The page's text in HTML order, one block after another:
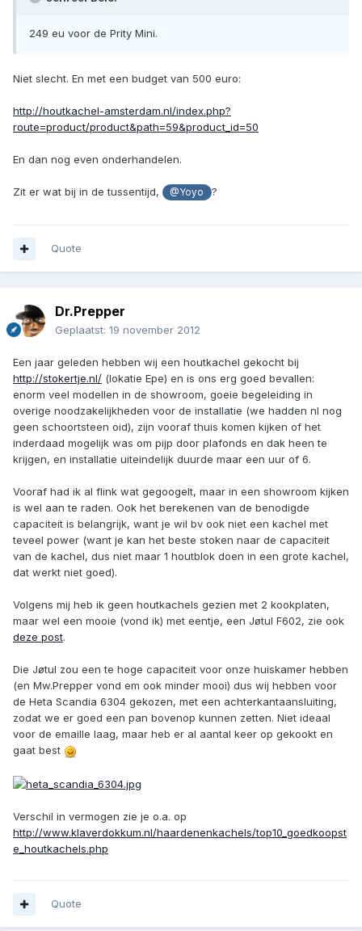
249 eu voor de Prity Mini.
Niet slecht. En met een budget van 500 euro:
http://houtkachel-amsterdam.nl/index.php?
route=product/product&path=59&product_id=50
En dan nog even onderhandelen.
Zit er wat bij in de tussentijd, @Yoyo ?
Quote
Dr.Prepper
Geplaatst: 19 november 2012
Een jaar geleden hebben wij een houtkachel gekocht bij
http://stokertje.nl/ (lokatie Epe) en is ons erg goed bevallen:
enorm veel modellen in de showroom, goeie begeleiding in
overige noodzakelijkheden voor de installatie (we hadden nl nog
geen schoortsteen oid), zijn vooraf thuis komen kijken of het
inderdaad mogelijk was om pijp door plafonds en dak heen te
krijgen, en installatie uiteindelijk duurde maar een uur of 6.
Vooraf had ik al flink wat gegoogelt, maar in een showroom kijken
is wel aan te raden. Ook het berekenen van de benodigde
capaciteit is belangrijk, want je wil bv ook niet een kachel met
teveel power (want je kan het beste stoken naar de capaciteit
van de kachel, dus niet maar 1 houtblok doen in een grote kachel,
dat werkt niet goed).
Volgens mij heb ik geen houtkachels gezien met 2 kookplaten,
maar wel een mooie (vond ik) met eentje, een Jøtul F602, zie ook
deze post.
Die Jøtul zou een te hoge capaciteit voor onze huiskamer hebben
(en Mw.Prepper vond em ook minder mooi) dus wij hebben voor
de Heta Scandia 6304 gekozen, met een achterkantaansluiting,
zodat we er goed een pan bovenop kunnen zetten. Niet ideaal
voor de emaille laag, maar heb er al aantal keer op gekookt en
gaat best
Verschil in vermogen zie je o.a. op
http://www.klaverdokkum.nl/haardenenkachels/top10_goedkoopst
e_houtkachels.php
Quote